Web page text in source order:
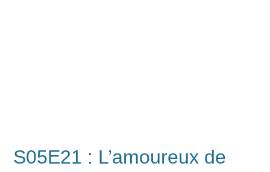
S05E21 : L’amoureux de